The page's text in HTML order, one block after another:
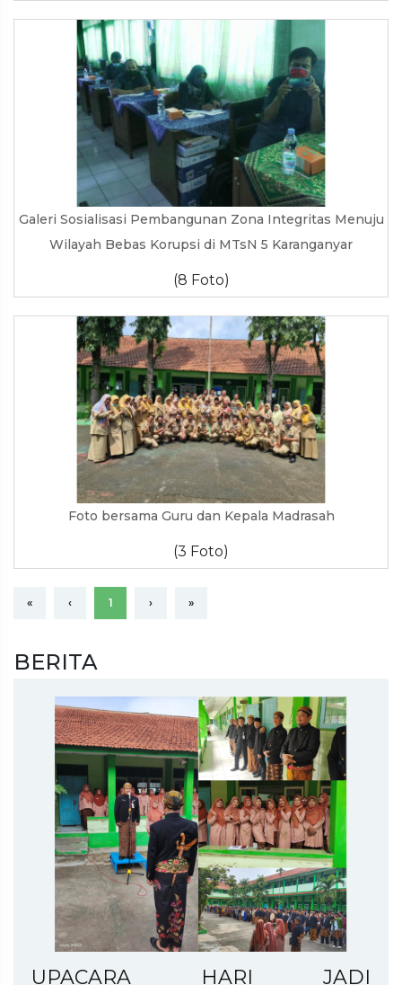
Galeri Sosialisasi Pembangunan Zona Integritas Menuju
Wilayah Bebas Korupsi di MTsN 5 Karanganyar
(8 Foto)
Foto bersama Guru dan Kepala Madrasah
(3 Foto)
« ‹ 1 › »
BERITA
UPACARA HARI JADI